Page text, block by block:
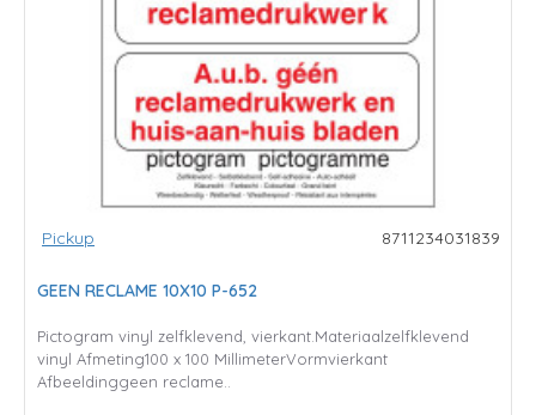
Pickup 8711234031839
GEEN RECLAME 10X10 P-652
Pictogram vinyl zelfklevend, vierkant.Materiaalzelfklevend
vinyl Afmeting100 x 100 MillimeterVormvierkant
Afbeeldinggeen reclame..